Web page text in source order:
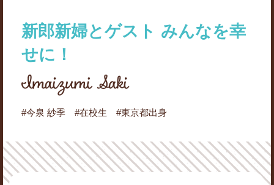
新郎新婦とゲスト みんなを幸
せに！
#今泉 紗季 #在校生 #東京都出身